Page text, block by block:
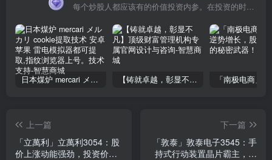
每个炒股人都应该有的价值投资内参。在投资的时候，我们把自己看成是企业分析师——而不是市场分析师，也不是宏观经济分析师，更不是证券分析师。
日本煤炉 mercari メルカリ cookie提取技术 安卓 苹果 雷电模拟器都可提取,指纹浏览器上号。技术支持 【铸就卓越，彰显不凡】顶级财富管理机构专属官网设计与咨询
上一篇
「立萬利」立萬利3054：股
价上涨动能强劲，投资价值
下一篇
「敦泰」敦泰电子3545：手
持式行动装置晶片霸主，市